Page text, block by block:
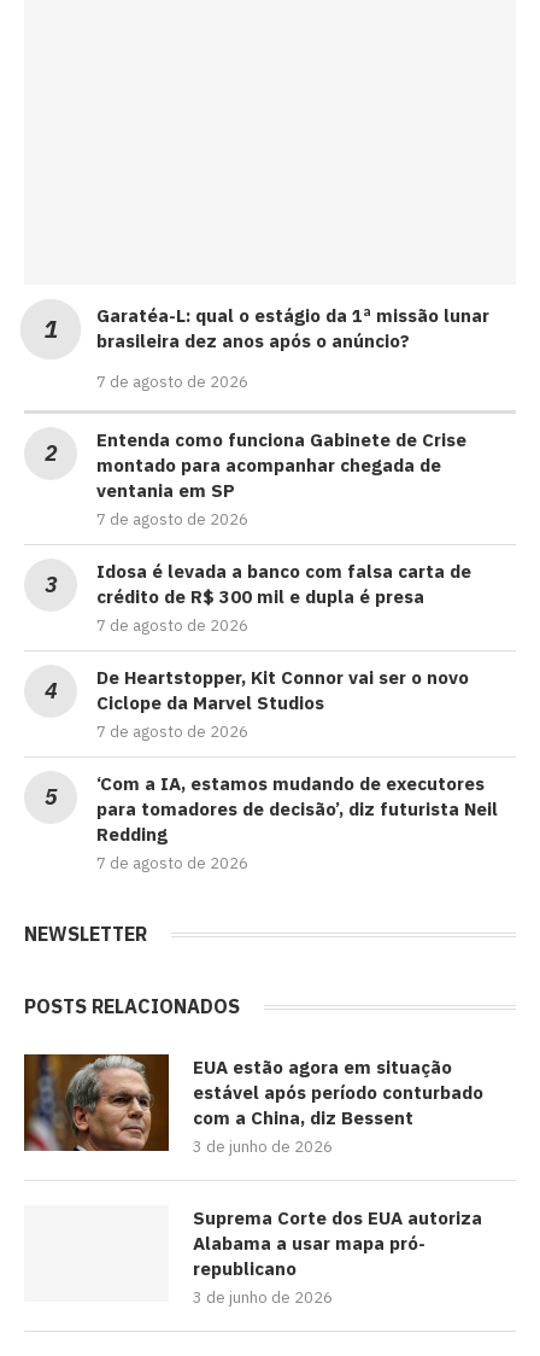
Garatéa-L: qual o estágio da 1ª missão lunar
brasileira dez anos após o anúncio?
7 de agosto de 2026
Entenda como funciona Gabinete de Crise
montado para acompanhar chegada de
ventania em SP
7 de agosto de 2026
Idosa é levada a banco com falsa carta de
crédito de R$ 300 mil e dupla é presa
7 de agosto de 2026
De Heartstopper, Kit Connor vai ser o novo
Ciclope da Marvel Studios
7 de agosto de 2026
‘Com a IA, estamos mudando de executores
para tomadores de decisão’, diz futurista Neil
Redding
7 de agosto de 2026
NEWSLETTER
POSTS RELACIONADOS
EUA estão agora em situação
estável após período conturbado
com a China, diz Bessent
3 de junho de 2026
Suprema Corte dos EUA autoriza
Alabama a usar mapa pró-
republicano
3 de junho de 2026